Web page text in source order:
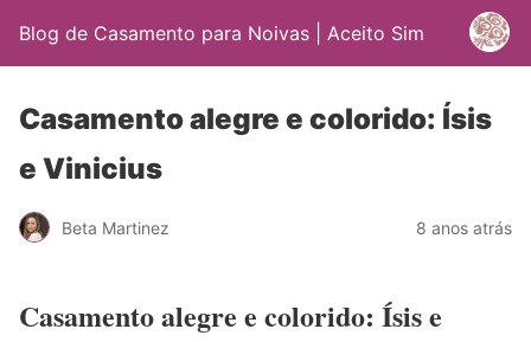
Blog de Casamento para Noivas | Aceito Sim
Casamento alegre e colorido: Ísis
e Vinicius
Beta Martinez 8 anos atrás
Casamento alegre e colorido: Ísis e